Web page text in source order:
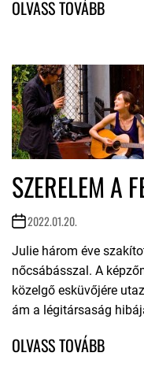
SZERELEM A
2022.01.20.
Julie három éve
nőcsábásszal. A
közelgő esküvőjére
ám a légitársaság